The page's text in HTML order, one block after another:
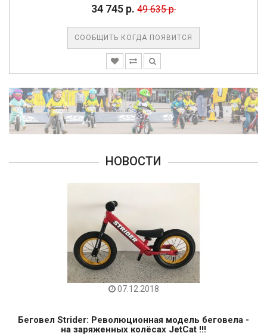
34 745 р. 49 635 р.
СООБЩИТЬ КОГДА ПОЯВИТСЯ
НОВОСТИ
07.12.2018
Беговел Strider: Революционная модель беговела -
на заряженных колёсах JetCat !!!